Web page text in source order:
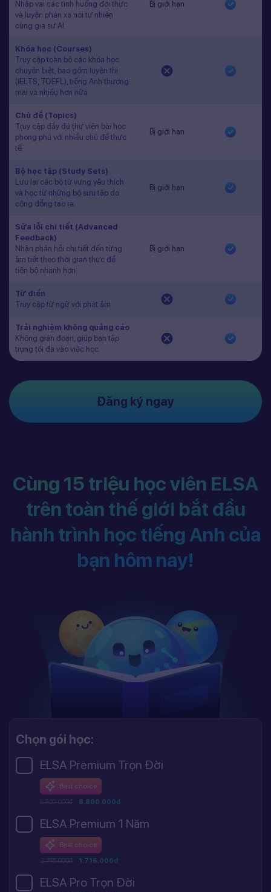
Nhập vai các tình huống đời thực
và luyện phản xạ nói tự nhiên
cùng gia sư AI.
Bị giới hạn
Khóa học (Courses)
Truy cập toàn bộ các khóa học
chuyên biệt, bao gồm luyện thi
(IELTS, TOEFL), tiếng Anh thương
mại và nhiều hơn nữa.
Chủ đề (Topics)
Truy cập đầy đủ thư viện bài học
phong phú với nhiều chủ đề thực
tế.
Bị giới hạn
Bộ học tập (Study Sets)
Lưu lại các bộ từ vựng yêu thích
và học từ những bộ sưu tập do
cộng đồng tạo ra.
Bị giới hạn
Sửa lỗi chi tiết (Advanced
Feedback)
Nhận phản hồi chi tiết đến từng
âm tiết theo thời gian thực để
tiến bộ nhanh hơn.
Bị giới hạn
Từ điển
Truy cập từ ngữ với phát âm
Trải nghiệm không quảng cáo
Không gián đoạn, giúp bạn tập
trung tối đa vào việc học.
Đăng ký ngay
Cùng 15 triệu học viên ELSA
trên toàn thế giới bắt đầu
hành trình học tiếng Anh của
bạn hôm nay!
Chọn gói học:
ELSA Premium Trọn Đời
Best choice
8.800.000đ 8.800.000đ
ELSA Premium 1 Năm
Best choice
2.745.000đ 1.716.000đ
ELSA Pro Trọn Đời